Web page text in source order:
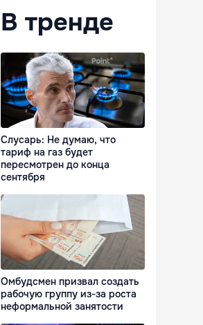
В тренде
Слусарь: Не думаю, что
тариф на газ будет
пересмотрен до конца
сентября
Омбудсмен призвал создать
рабочую группу из-за роста
неформальной занятости